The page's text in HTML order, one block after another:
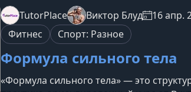
получите структурированную
направленную на глубокую активацию
улучшение контро
TutorPlace Виктор Блуд
16 апр.
Фитнес
Спорт: Разное
Формула сильного тела
«Формула сильного тела» — это